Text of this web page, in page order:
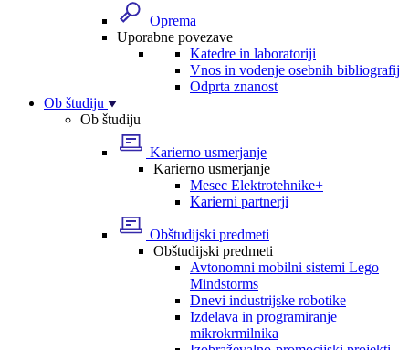
Oprema
Uporabne povezave
Katedre in laboratoriji
Vnos in vodenje osebnih bibliografij
Odprta znanost
Ob študiju
Ob študiju
Karierno usmerjanje
Karierno usmerjanje
Mesec Elektrotehnike+
Karierni partnerji
Obštudijski predmeti
Obštudijski predmeti
Avtonomni mobilni sistemi Lego
Mindstorms
Dnevi industrijske robotike
Izdelava in programiranje
mikrokrmilnika